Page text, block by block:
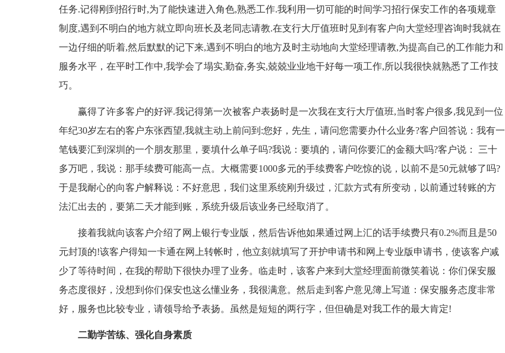
任务.记得刚到招行时,为了能快速进入角色,熟悉工作.我利用一切可能的时间学习招行保安工作的各项规章
制度,遇到不明白的地方就立即向班长及老同志请教.在支行大厅值班时见到有客户向大堂经理咨询时我就在
一边仔细的听着,然后默默的记下来,遇到不明白的地方及时主动地向大堂经理请教,为提高自己的工作能力和
服务水平，在平时工作中,我学会了塌实,勤奋,务实,兢兢业业地干好每一项工作,所以我很快就熟悉了工作技
巧。
赢得了许多客户的好评.我记得第一次被客户表扬时是一次我在支行大厅值班,当时客户很多,我见到一位
年纪30岁左右的客户东张西望,我就主动上前问到:您好，先生，请问您需要办什么业务?客户回答说：我有一
笔钱要汇到深圳的一个朋友那里，要填什么单子吗?我说：要填的，请问你要汇的金额大吗?客户说： 三十
多万吧，我说：那手续费可能高一点。大概需要1000多元的手续费客户吃惊的说，以前不是50元就够了吗?
于是我耐心的向客户解释说：不好意思，我们这里系统刚升级过，汇款方式有所变动，以前通过转账的方
法汇出去的，要第二天才能到账，系统升级后该业务已经取消了。
接着我就向该客户介绍了网上银行专业版，然后告诉他如果通过网上汇的话手续费只有0.2%而且是50
元封顶的!该客户得知一卡通在网上转帐时，他立刻就填写了开护申请书和网上专业版申请书，使该客户减
少了等待时间，在我的帮助下很快办理了业务。临走时，该客户来到大堂经理面前微笑着说：你们保安服
务态度很好，没想到你们保安也这么懂业务，我很满意。然后走到客户意见簿上写道：保安服务态度非常
好，服务也比较专业，请领导给予表扬。虽然是短短的两行字，但但确是对我工作的最大肯定!
二勤学苦练、强化自身素质